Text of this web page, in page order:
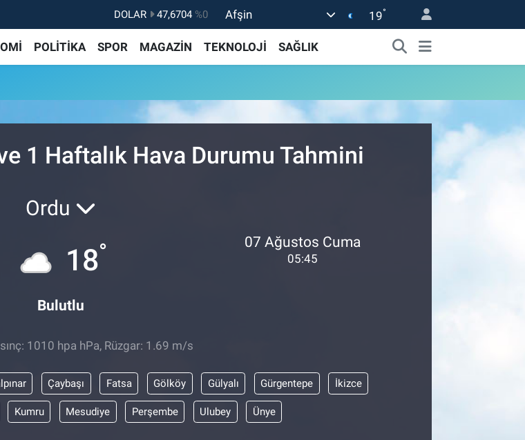
DOLAR 47,6704 %0
EURO
55,0406
%-0.08
STERLİN
64,2143 %0
BİST100
13.799 %70
Afşin 19°
POLİTİKA SPOR MAGAZİN TEKNOLOJİ SAĞLIK
1 Haftalık Hava Durumu Tahmini
Ordu
18°
Bulutlu
07 Ağustos Cuma
05:45
1010 hpa hPa, Rüzgar: 1.69 m/s
Çaybaşı Fatsa Gölköy Gülyalı Gürgentepe İkizce
Kumru Mesudiye Perşembe Ulubey Ünye